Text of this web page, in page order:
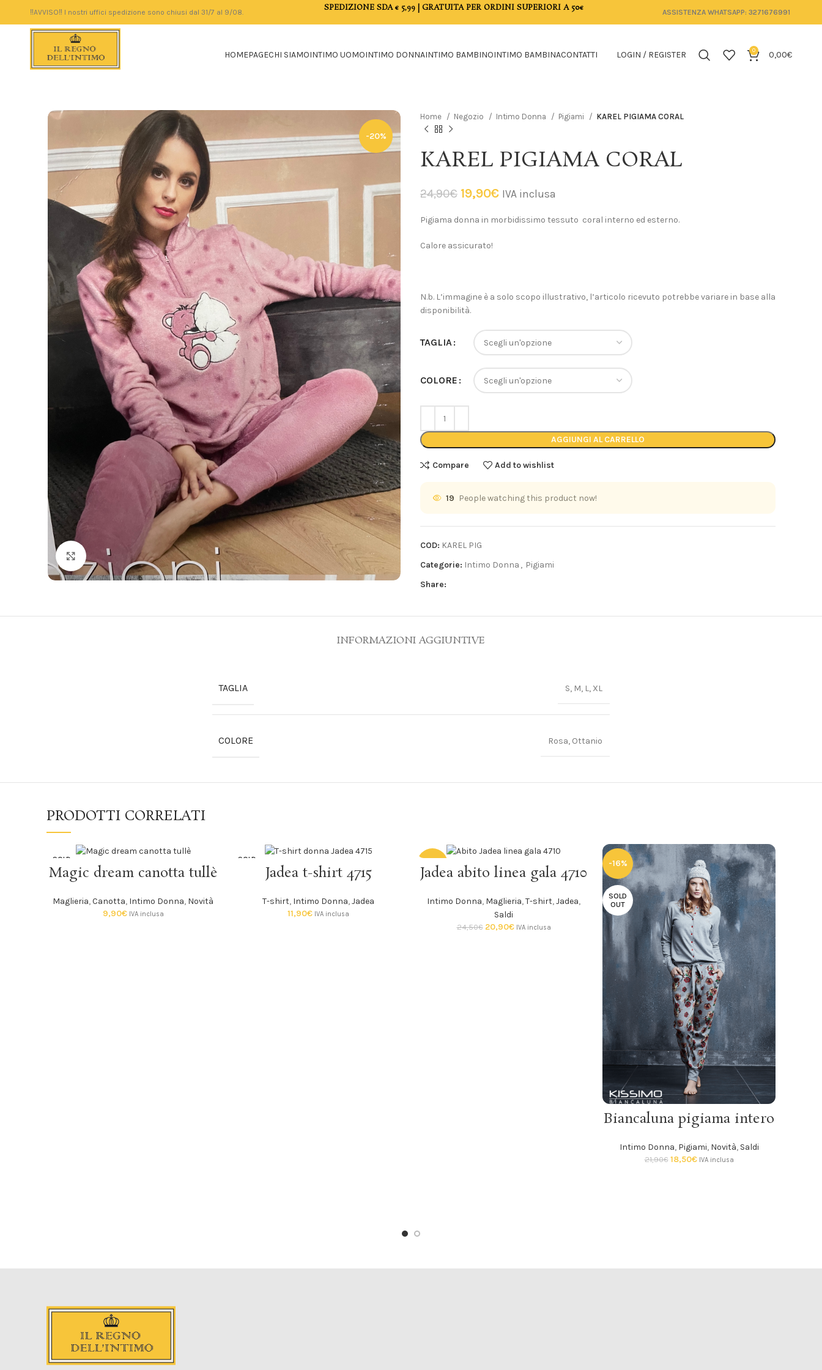
‼️AVVISO‼️ I nostri uffici spedizione sono chiusi dal 31/7 al 9/08. SPEDIZIONE SDA € 5,99 | GRATUITA PER ORDINI SUPERIORI A 50€ ASSISTENZA WHATSAPP: 3271676991
HOMEPAGECHI SIAMOINTIMO UOMOINTIMO DONNAINTIMO BAMBINOINTIMO BAMBINACONTATTI LOGIN / REGISTER 0 0,00€
-20%
Click to enlarge
Home Negozio Intimo Donna Pigiami KAREL PIGIAMA CORAL
KAREL PIGIAMA CORAL
24,90€ 19,90€ IVA inclusa
Pigiama donna in morbidissimo tessuto coral interno ed esterno.
Calore assicurato!
N.b. L’immagine è a solo scopo illustrativo, l’articolo ricevuto potrebbe variare in base alla
disponibilità.
TAGLIA
COLORE
AGGIUNGI AL CARRELLO
Compare Add to wishlist
19 People watching this product now!
COD: KAREL PIG
Categorie: Intimo Donna , Pigiami
Share:
INFORMAZIONI AGGIUNTIVE
TAGLIA S, M, L, XL
COLORE Rosa, Ottanio
PRODOTTI CORRELATI
SOLD
OUT
Magic dream canotta tullè
Maglieria,Canotta, Intimo Donna, Novità
9,90€ IVA inclusa
SOLD
SCEGLI
Jadea t-shirt 4715
T-shirt, Intimo Donna,Jadea
11,90€ IVA inclusa
-15%
SOLD
OUT
SCEGLI
Jadea abito linea gala 4710
Intimo Donna, Maglieria,T-shirt,Jadea,
Saldi
24,50€ 20,90€ IVA inclusa
-16%
SOLD
OUT
Biancaluna pigiama intero
Intimo Donna, Pigiami, Novità, Saldi
21,90€ 18,50€ IVA inclusa